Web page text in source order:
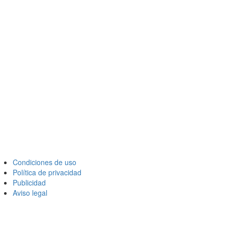
Condiciones de uso
Política de privacidad
Publicidad
Aviso legal